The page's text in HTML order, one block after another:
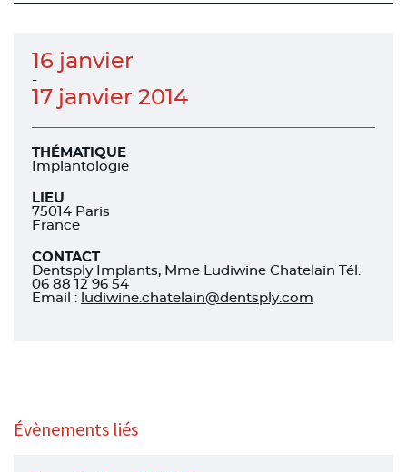
16 janvier
-
17 janvier 2014
THÉMATIQUE
Implantologie
LIEU
75014 Paris
France
CONTACT
Dentsply Implants, Mme Ludiwine Chatelain Tél.
06 88 12 96 54
Email : ludiwine.chatelain@dentsply.com
Évènements liés